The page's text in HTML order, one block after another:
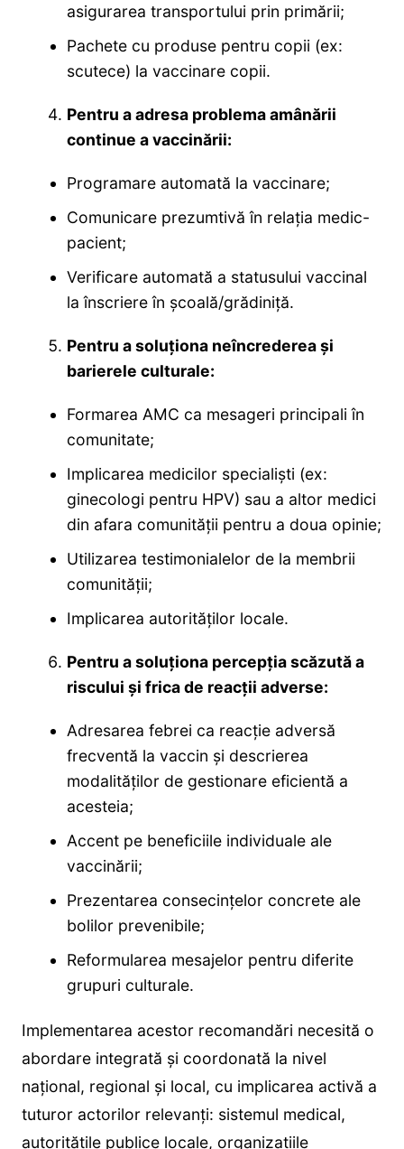
asigurarea transportului prin primării;
Pachete cu produse pentru copii (ex:
scutece) la vaccinare copii.
Pentru a adresa problema amânării
continue a vaccinării:
Programare automată la vaccinare;
Comunicare prezumtivă în relația medic-
pacient;
Verificare automată a statusului vaccinal
la înscriere în școală/grădiniță.
Pentru a soluționa neîncrederea și
barierele culturale:
Formarea AMC ca mesageri principali în
comunitate;
Implicarea medicilor specialiști (ex:
ginecologi pentru HPV) sau a altor medici
din afara comunității pentru a doua opinie;
Utilizarea testimonialelor de la membrii
comunității;
Implicarea autorităților locale.
Pentru a soluționa percepția scăzută a
riscului și frica de reacții adverse:
Adresarea febrei ca reacție adversă
frecventă la vaccin și descrierea
modalităților de gestionare eficientă a
acesteia;
Accent pe beneficiile individuale ale
vaccinării;
Prezentarea consecințelor concrete ale
bolilor prevenibile;
Reformularea mesajelor pentru diferite
grupuri culturale.
Implementarea acestor recomandări necesită o
abordare integrată și coordonată la nivel
național, regional și local, cu implicarea activă a
tuturor actorilor relevanți: sistemul medical,
autoritățile publice locale, organizațiile